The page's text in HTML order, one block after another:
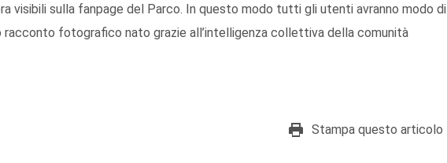
visibili sulla fanpage del Parco. In questo modo tutti gli utenti avranno modo di
racconto fotografico nato grazie all’intelligenza collettiva della comunità
Stampa questo articolo